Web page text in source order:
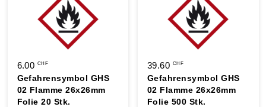
6.00 CHF
Gefahrensymbol GHS
02 Flamme 26x26mm
Folie 20 Stk.
39.60 CHF
Gefahrensymbol GHS
02 Flamme 26x26mm
Folie 500 Stk.